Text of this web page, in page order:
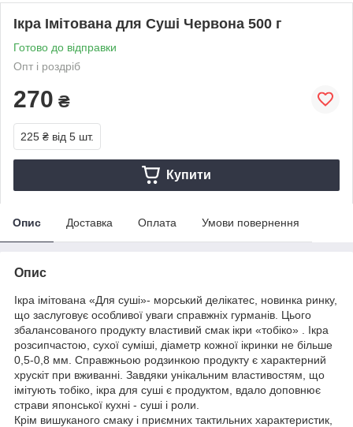
Ікра Імітована для Суші Червона 500 г
Готово до відправки
Опт і роздріб
270 ₴
225 ₴ від 5 шт.
Купити
Опис Доставка Оплата Умови повернення
Опис
Ікра імітована «Для суші»- морський делікатес, новинка ринку,
що заслуговує особливої уваги справжніх гурманів. Цього
збалансованого продукту властивий смак ікри «тобіко» . Ікра
розсипчастою, сухої суміші, діаметр кожної ікринки не більше
0,5-0,8 мм. Справжньою родзинкою продукту є характерний
хрускіт при вживанні. Завдяки унікальним властивостям, що
імітують тобіко, ікра для суші є продуктом, вдало доповнює
страви японської кухні - суші і роли.
Крім вишуканого смаку і приємних тактильних характеристик,